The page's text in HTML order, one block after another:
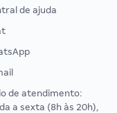
de ajuda
de atendimento:
a sexta (8h às 20h),